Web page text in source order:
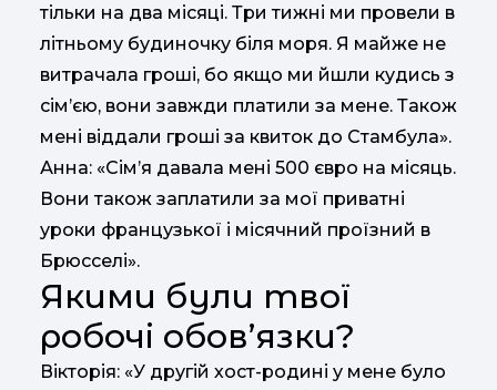
тільки на два місяці. Три тижні ми провели в
літньому будиночку біля моря. Я майже не
витрачала гроші, бо якщо ми йшли кудись з
сім’єю, вони завжди платили за мене. Також
мені віддали гроші за квиток до Стамбула».
Анна: «Сім’я давала мені 500 євро на місяць.
Вони також заплатили за мої приватні
уроки французької і місячний проїзний в
Брюсселі».
Якими були твої
робочі обов’язки?
Вікторія: «У другій хост-родині у мене було